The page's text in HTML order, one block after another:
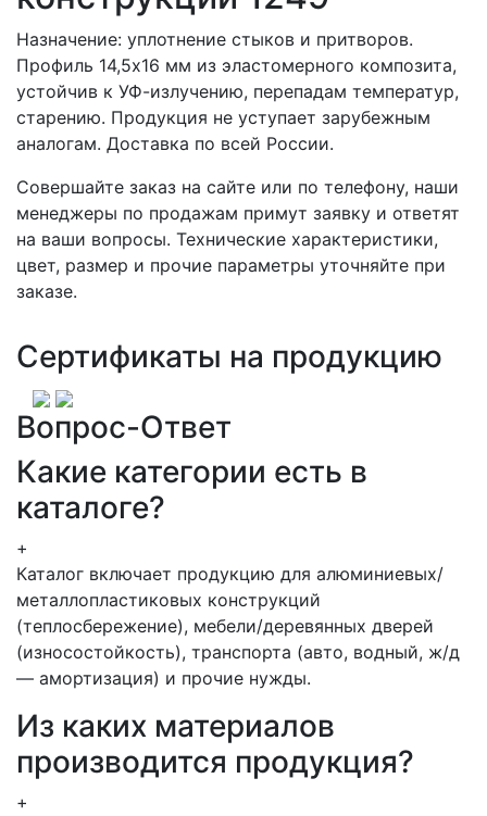
Назначение: уплотнение стыков и притворов.
Профиль 14,5х16 мм из эластомерного композита,
устойчив к УФ-излучению, перепадам температур,
старению. Продукция не уступает зарубежным
аналогам. Доставка по всей России.
Совершайте заказ на сайте или по телефону, наши
менеджеры по продажам примут заявку и ответят
на ваши вопросы. Технические характеристики,
цвет, размер и прочие параметры уточняйте при
заказе.
Сертификаты на продукцию
Вопрос-Ответ
Какие категории есть в
каталоге?
+
Каталог включает продукцию для алюминиевых/
металлопластиковых конструкций
(теплосбережение), мебели/деревянных дверей
(износостойкость), транспорта (авто, водный, ж/д
— амортизация) и прочие нужды.
Из каких материалов
производится продукция?
+